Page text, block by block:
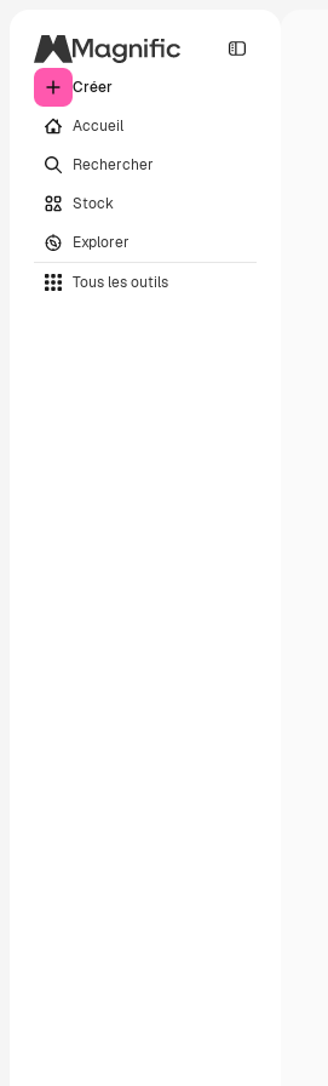
Créer
Accueil
Rechercher
Stock
Explorer
Tous les outils